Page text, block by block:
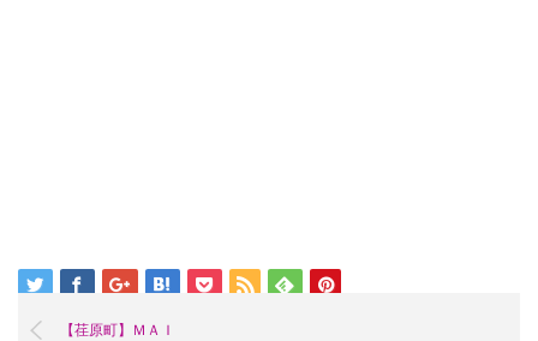
【荏原町】ＭＡＩ